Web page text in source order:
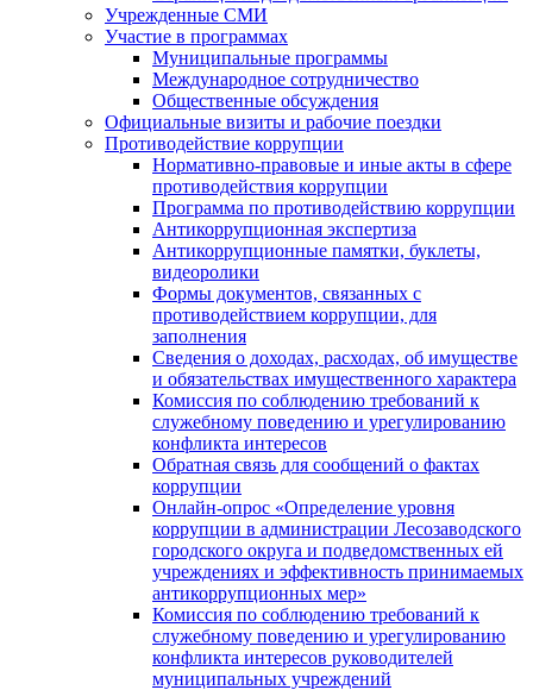
Учрежденные СМИ
Участие в программах
Муниципальные программы
Международное сотрудничество
Общественные обсуждения
Официальные визиты и рабочие поездки
Противодействие коррупции
Нормативно-правовые и иные акты в сфере
противодействия коррупции
Программа по противодействию коррупции
Антикоррупционная экспертиза
Антикоррупционные памятки, буклеты,
видеоролики
Формы документов, связанных с
противодействием коррупции, для
заполнения
Сведения о доходах, расходах, об имуществе
и обязательствах имущественного характера
Комиссия по соблюдению требований к
служебному поведению и урегулированию
конфликта интересов
Обратная связь для сообщений о фактах
коррупции
Онлайн-опрос «Определение уровня
коррупции в администрации Лесозаводского
городского округа и подведомственных ей
учреждениях и эффективность принимаемых
антикоррупционных мер»
Комиссия по соблюдению требований к
служебному поведению и урегулированию
конфликта интересов руководителей
муниципальных учреждений